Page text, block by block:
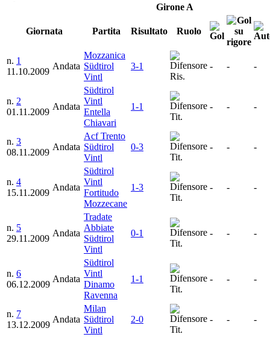
Girone A
Giornata Partita Risultato Ruolo
n. 1
11.10.2009
Andata
Mozzanica
Südtirol
Vintl
3-1
Ris.
- - -
n. 2
01.11.2009
Andata
Südtirol
Vintl
Entella
Chiavari
1-1
Tit.
- - -
n. 3
08.11.2009
Andata
Acf Trento
Südtirol
Vintl
0-3
Tit.
- - -
n. 4
15.11.2009
Andata
Südtirol
Vintl
Fortitudo
Mozzecane
1-3
Tit.
- - -
n. 5
29.11.2009
Andata
Tradate
Abbiate
Südtirol
Vintl
0-1
Tit.
- - -
n. 6
06.12.2009
Andata
Südtirol
Vintl
Dinamo
Ravenna
1-1
Tit.
- - -
n. 7
13.12.2009
Andata
Milan
Südtirol
Vintl
2-0
Tit.
- - -